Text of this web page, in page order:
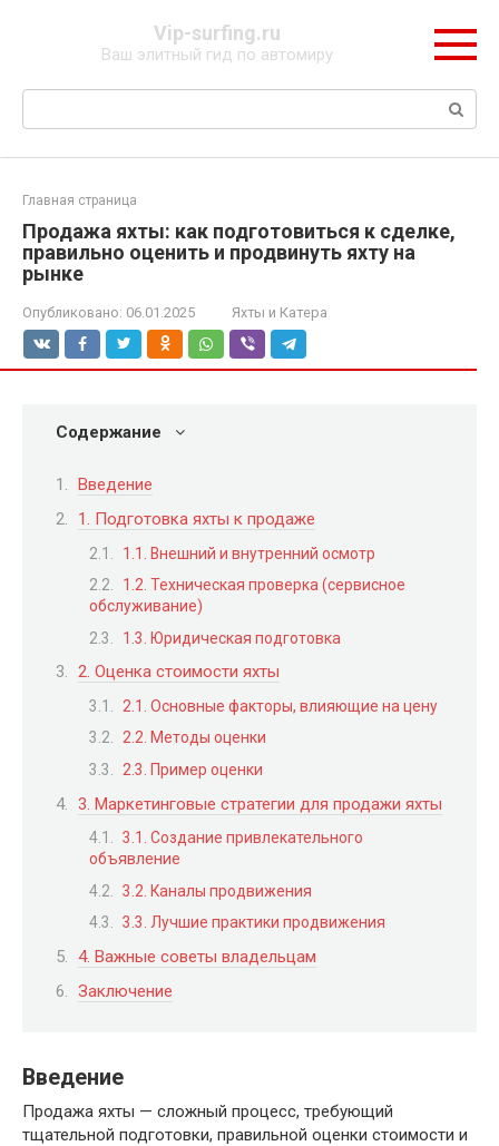
Vip-surfing.ru
Ваш элитный гид по автомиру
Поиск:
Главная страница
Продажа яхты: как подготовиться к сделке,
правильно оценить и продвинуть яхту на
рынке
Опубликовано: 06.01.2025 Яхты и Катера
Содержание
Введение
1. Подготовка яхты к продаже
1.1. Внешний и внутренний осмотр
1.2. Техническая проверка (сервисное
обслуживание)
1.3. Юридическая подготовка
2. Оценка стоимости яхты
2.1. Основные факторы, влияющие на цену
2.2. Методы оценки
2.3. Пример оценки
3. Маркетинговые стратегии для продажи яхты
3.1. Создание привлекательного
объявление
3.2. Каналы продвижения
3.3. Лучшие практики продвижения
4. Важные советы владельцам
Заключение
Введение
Продажа яхты — сложный процесс, требующий
тщательной подготовки, правильной оценки стоимости и